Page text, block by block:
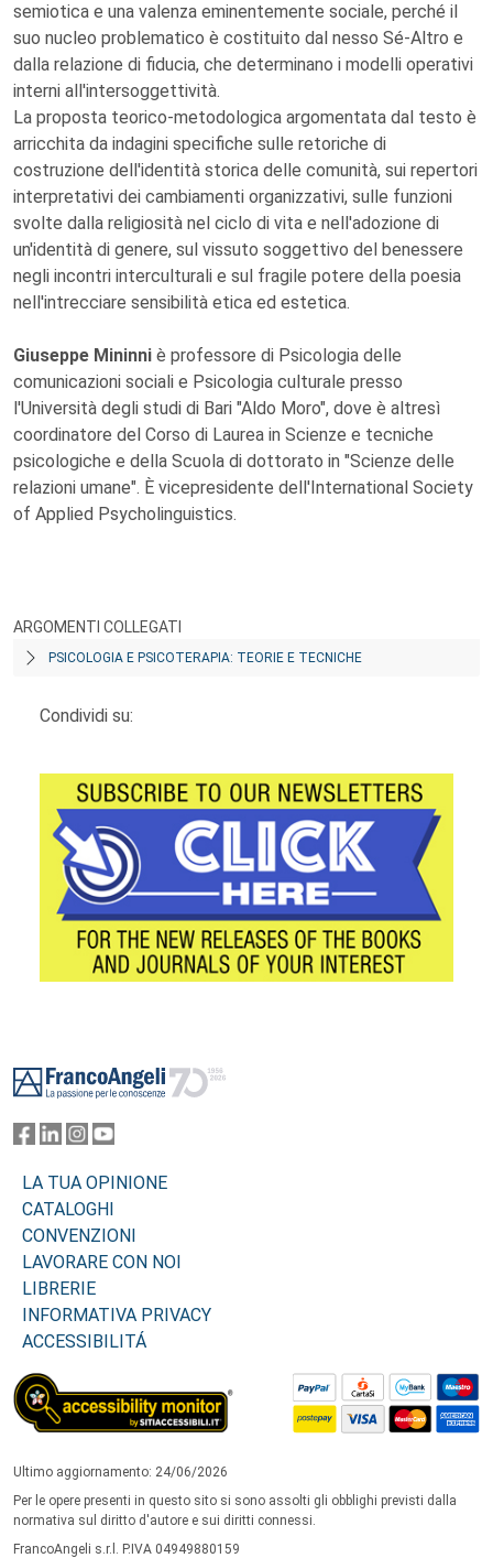
semiotica e una valenza eminentemente sociale, perché il
suo nucleo problematico è costituito dal nesso Sé-Altro e
dalla relazione di fiducia, che determinano i modelli operativi
interni all'intersoggettività.
La proposta teorico-metodologica argomentata dal testo è
arricchita da indagini specifiche sulle retoriche di
costruzione dell'identità storica delle comunità, sui repertori
interpretativi dei cambiamenti organizzativi, sulle funzioni
svolte dalla religiosità nel ciclo di vita e nell'adozione di
un'identità di genere, sul vissuto soggettivo del benessere
negli incontri interculturali e sul fragile potere della poesia
nell'intrecciare sensibilità etica ed estetica.
Giuseppe Mininni è professore di Psicologia delle
comunicazioni sociali e Psicologia culturale presso
l'Università degli studi di Bari "Aldo Moro", dove è altresì
coordinatore del Corso di Laurea in Scienze e tecniche
psicologiche e della Scuola di dottorato in "Scienze delle
relazioni umane". È vicepresidente dell'International Society
of Applied Psycholinguistics.
ARGOMENTI COLLEGATI
PSICOLOGIA E PSICOTERAPIA: TEORIE E TECNICHE
Condividi su:
LA TUA OPINIONE
CATALOGHI
CONVENZIONI
LAVORARE CON NOI
LIBRERIE
INFORMATIVA PRIVACY
ACCESSIBILITÁ
Ultimo aggiornamento: 24/06/2026
Per le opere presenti in questo sito si sono assolti gli obblighi previsti dalla
normativa sul diritto d'autore e sui diritti connessi.
FrancoAngeli s.r.l. P.IVA 04949880159